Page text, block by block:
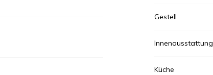
Gestell
Innenausstattung
Küche